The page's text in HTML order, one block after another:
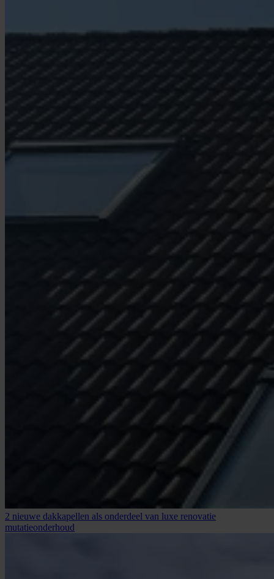
2 nieuwe dakkapellen als onderdeel van luxe renovatie
mutatieonderhoud